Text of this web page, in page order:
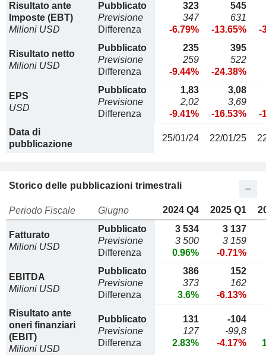
Risultato ante
Imposte (EBT)
Milioni USD
Pubblicato
Previsione
Differenza
323
347
-6.79%
545
631
-13.65%
-
Risultato netto
Milioni USD
Pubblicato
Previsione
Differenza
235
259
-9.44%
395
522
-24.38%
EPS
USD
Pubblicato
Previsione
Differenza
1,83
2,02
-9.41%
3,08
3,69
-16.53%
-
Data di
pubblicazione
25/01/24 22/01/25
Storico delle pubblicazioni trimestrali
Periodo Fiscale Giugno 2024 Q4 2025 Q1
Fatturato
Milioni USD
Pubblicato
Previsione
Differenza
3 534
3 500
0.96%
3 137
3 159
-0.71%
EBITDA
Milioni USD
Pubblicato
Previsione
Differenza
386
373
3.6%
152
162
-6.13%
Risultato ante
oneri finanziari
(EBIT)
Milioni USD
Pubblicato
Previsione
Differenza
131
127
2.83%
-104
-99,8
-4.17%